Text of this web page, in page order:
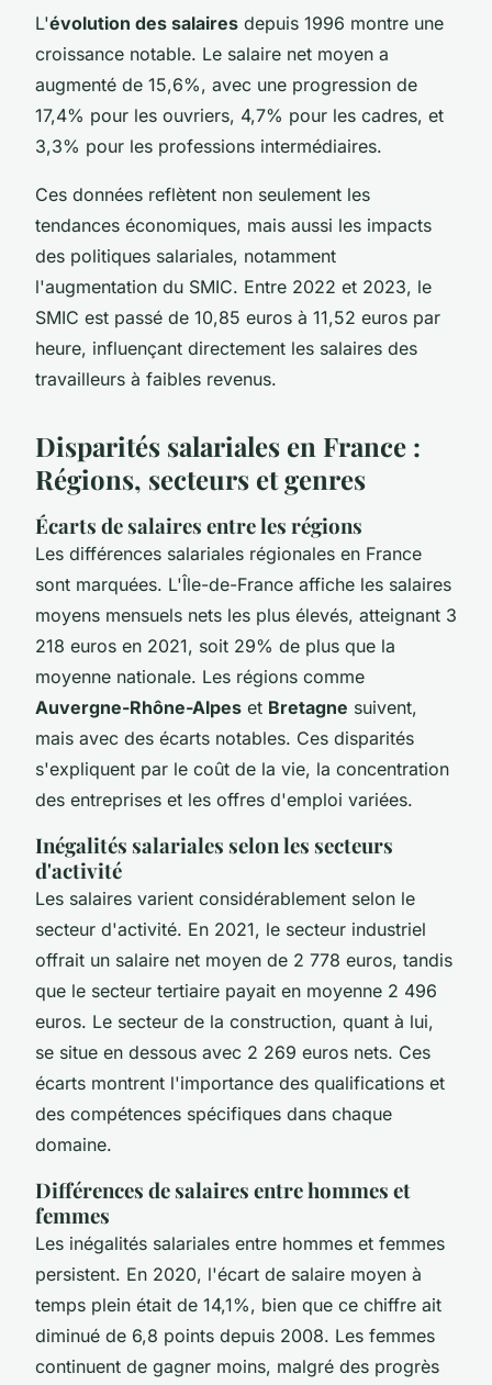
L'évolution des salaires depuis 1996 montre une
croissance notable. Le salaire net moyen a
augmenté de 15,6%, avec une progression de
17,4% pour les ouvriers, 4,7% pour les cadres, et
3,3% pour les professions intermédiaires.
Ces données reflètent non seulement les
tendances économiques, mais aussi les impacts
des politiques salariales, notamment
l'augmentation du SMIC. Entre 2022 et 2023, le
SMIC est passé de 10,85 euros à 11,52 euros par
heure, influençant directement les salaires des
travailleurs à faibles revenus.
Disparités salariales en France :
Régions, secteurs et genres
Écarts de salaires entre les régions
Les différences salariales régionales en France
sont marquées. L'Île-de-France affiche les salaires
moyens mensuels nets les plus élevés, atteignant 3
218 euros en 2021, soit 29% de plus que la
moyenne nationale. Les régions comme
Auvergne-Rhône-Alpes et Bretagne suivent,
mais avec des écarts notables. Ces disparités
s'expliquent par le coût de la vie, la concentration
des entreprises et les offres d'emploi variées.
Inégalités salariales selon les secteurs
d'activité
Les salaires varient considérablement selon le
secteur d'activité. En 2021, le secteur industriel
offrait un salaire net moyen de 2 778 euros, tandis
que le secteur tertiaire payait en moyenne 2 496
euros. Le secteur de la construction, quant à lui,
se situe en dessous avec 2 269 euros nets. Ces
écarts montrent l'importance des qualifications et
des compétences spécifiques dans chaque
domaine.
Différences de salaires entre hommes et
femmes
Les inégalités salariales entre hommes et femmes
persistent. En 2020, l'écart de salaire moyen à
temps plein était de 14,1%, bien que ce chiffre ait
diminué de 6,8 points depuis 2008. Les femmes
continuent de gagner moins, malgré des progrès